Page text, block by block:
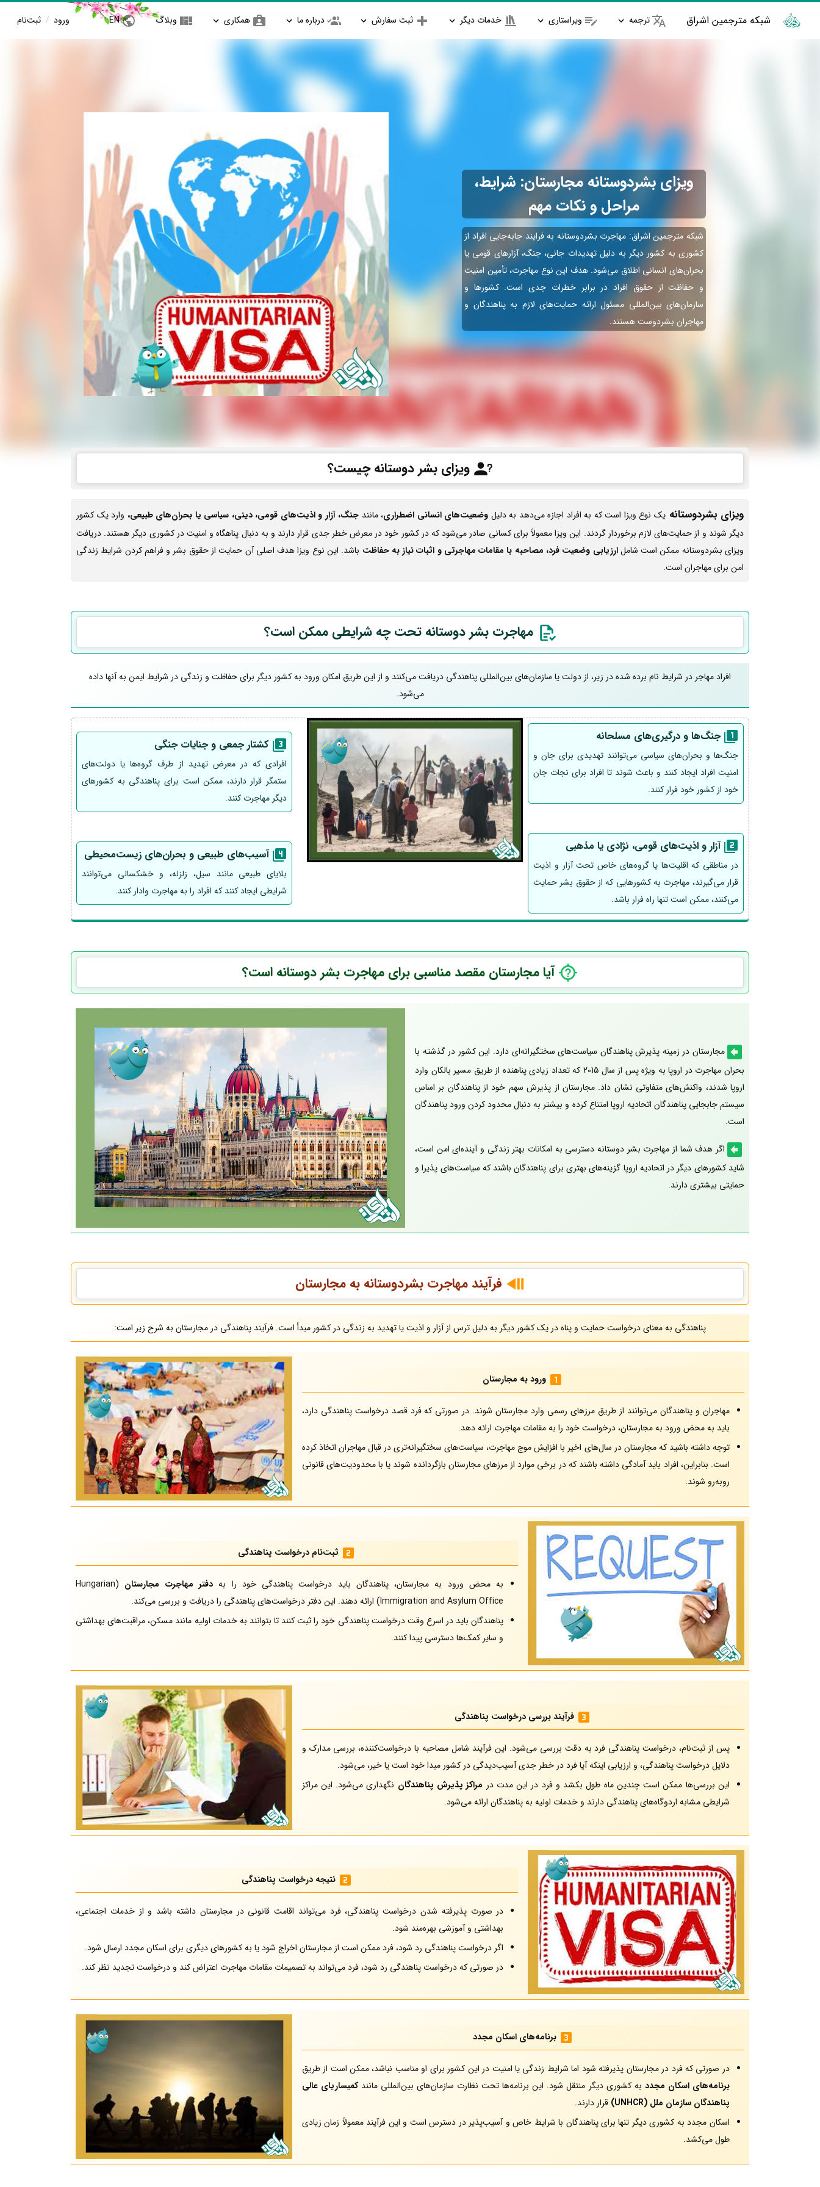
شبکه مترجمین اشراق ترجمه ویراستاری خدمات دیگر ثبت سفارش درباره ما همکاری وبلاگ EN ورود / ثبت‌نام
ویزای بشردوستانه مجارستان: شرایط،
مراحل و نکات مهم
شبکه مترجمین اشراق: مهاجرت بشردوستانه به فرایند جابه‌جایی افراد از
کشوری به کشور دیگر به دلیل تهدیدات جانی، جنگ، آزارهای قومی یا
بحران‌های انسانی اطلاق می‌شود. هدف این نوع مهاجرت، تأمین امنیت
و حفاظت از حقوق افراد در برابر خطرات جدی است. کشورها و
سازمان‌های بین‌المللی مسئول ارائه حمایت‌های لازم به پناهندگان و
مهاجران بشردوست هستند.
ویزای بشر دوستانه چیست؟
ویزای بشردوستانه یک نوع ویزا است که به افراد اجازه می‌دهد به دلیل وضعیت‌های انسانی اضطراری، مانند جنگ، آزار و اذیت‌های قومی، دینی، سیاسی یا بحران‌های طبیعی، وارد یک کشور
دیگر شوند و از حمایت‌های لازم برخوردار گردند. این ویزا معمولاً برای کسانی صادر می‌شود که در کشور خود در معرض خطر جدی قرار دارند و به دنبال پناهگاه و امنیت در کشوری دیگر هستند. دریافت
ویزای بشردوستانه ممکن است شاملارزیابی وضعیت فرد، مصاحبه با مقامات مهاجرتی و اثبات نیاز به حفاظت باشد. این نوع ویزا هدف اصلی آن حمایت از حقوق بشر و فراهم کردن شرایط زندگی
امن برای مهاجران است.
مهاجرت بشر دوستانه تحت چه شرایطی ممکن است؟
افراد مهاجر در شرایط نام برده شده در زیر، از دولت یا سازمان‌های بین‌المللی پناهندگی دریافت می‌کنند و از این طریق امکان ورود به کشور دیگر برای حفاظت و زندگی در شرایط ایمن به آنها داده
می‌شود.
جنگ‌ها و درگیری‌های مسلحانه
جنگ‌ها و بحران‌های سیاسی می‌توانند تهدیدی برای جان و
امنیت افراد ایجاد کنند و باعث شوند تا افراد برای نجات جان
خود از کشور خود فرار کنند.
آزار و اذیت‌های قومی، نژادی یا مذهبی
در مناطقی که اقلیت‌ها یا گروه‌های خاص تحت آزار و اذیت
قرار می‌گیرند، مهاجرت به کشورهایی که از حقوق بشر حمایت
می‌کنند، ممکن است تنها راه فرار باشد.
کشتار جمعی و جنایات جنگی
افرادی که در معرض تهدید از طرف گروه‌ها یا دولت‌های
ستمگر قرار دارند، ممکن است برای پناهندگی به کشورهای
دیگر مهاجرت کنند.
آسیب‌های طبیعی و بحران‌های زیست‌محیطی
بلایای طبیعی مانند سیل، زلزله، و خشکسالی می‌توانند
شرایطی ایجاد کنند که افراد را به مهاجرت وادار کنند.
آیا مجارستان مقصد مناسبی برای مهاجرت بشر دوستانه است؟
مجارستان در زمینه پذیرش پناهندگان سیاست‌های سختگیرانه‌ای دارد. این کشور در گذشته با
بحران مهاجرت در اروپا به ویژه پس از سال 2015 که تعداد زیادی پناهنده از طریق مسیر بالکان وارد
اروپا شدند، واکنش‌های متفاوتی نشان داد. مجارستان از پذیرش سهم خود از پناهندگان بر اساس
سیستم جابجایی پناهندگان اتحادیه اروپا امتناع کرده و بیشتر به دنبال محدود کردن ورود پناهندگان
است.
اگر هدف شما از مهاجرت بشر دوستانه دسترسی به امکانات بهتر زندگی و آینده‌ای امن است،
شاید کشورهای دیگر در اتحادیه اروپا گزینه‌های بهتری برای پناهندگان باشند که سیاست‌های پذیرا و
حمایتی بیشتری دارند.
فرآیند مهاجرت بشردوستانه به مجارستان
پناهندگی به معنای درخواست حمایت و پناه در یک کشور دیگر به دلیل ترس از آزار و اذیت یا تهدید به زندگی در کشور مبدأ است. فرآیند پناهندگی در مجارستان به شرح زیر است:
ورود به مجارستان
مهاجران و پناهندگان می‌توانند از طریق مرزهای رسمی وارد مجارستان شوند. در صورتی که فرد قصد درخواست پناهندگی دارد،
باید به محض ورود به مجارستان، درخواست خود را به مقامات مهاجرت ارائه دهد.
توجه داشته باشید که مجارستان در سال‌های اخیر با افزایش موج مهاجرت، سیاست‌های سختگیرانه‌تری در قبال مهاجران اتخاذ کرده
است. بنابراین، افراد باید آمادگی داشته باشند که در برخی موارد از مرزهای مجارستان بازگردانده شوند یا با محدودیت‌های قانونی
روبه‌رو شوند.
ثبت‌نام درخواست پناهندگی
به محض ورود به مجارستان، پناهندگان باید درخواست پناهندگی خود را بهدفتر مهاجرت مجارستان
(Hungarian
Immigration and Asylum Office) ارائه دهند. این دفتر درخواست‌های پناهندگی را دریافت و بررسی می‌کند.
پناهندگان باید در اسرع وقت درخواست پناهندگی خود را ثبت کنند تا بتوانند به خدمات اولیه مانند مسکن، مراقبت‌های بهداشتی
و سایر کمک‌ها دسترسی پیدا کنند.
فرآیند بررسی درخواست پناهندگی
پس از ثبت‌نام، درخواست پناهندگی فرد به دقت بررسی می‌شود. این فرآیند شامل مصاحبه با درخواست‌کننده، بررسی مدارک و
دلایل درخواست پناهندگی، و ارزیابی اینکه آیا فرد در خطر جدی آسیب‌دیدگی در کشور مبدا خود است یا خیر، می‌شود.
این بررسی‌ها ممکن است چندین ماه طول بکشد و فرد در این مدت در مراکز پذیرش پناهندگان نگهداری می‌شود. این مراکز
شرایطی مشابه اردوگاه‌های پناهندگی دارند و خدمات اولیه به پناهندگان ارائه می‌شود.
نتیجه درخواست پناهندگی
در صورت پذیرفته شدن درخواست پناهندگی، فرد می‌تواند اقامت قانونی در مجارستان داشته باشد و از خدمات اجتماعی،
بهداشتی و آموزشی بهره‌مند شود.
اگر درخواست پناهندگی رد شود، فرد ممکن است از مجارستان اخراج شود یا به کشورهای دیگری برای اسکان مجدد ارسال شود.
در صورتی که درخواست پناهندگی رد شود، فرد می‌تواند به تصمیمات مقامات مهاجرت اعتراض کند و درخواست تجدید نظر کند.
برنامه‌های اسکان مجدد
در صورتی که فرد در مجارستان پذیرفته شود اما شرایط زندگی یا امنیت در این کشور برای او مناسب نباشد، ممکن است از طریق
برنامه‌های اسکان مجدد به کشوری دیگر منتقل شود. این برنامه‌ها تحت نظارت سازمان‌های بین‌المللی مانندکمیساریای عالی
پناهندگان سازمان ملل (UNHCR)
قرار دارند.
اسکان مجدد به کشوری دیگر تنها برای پناهندگان با شرایط خاص و آسیب‌پذیر در دسترس است و این فرآیند معمولاً زمان زیادی
طول می‌کشد.